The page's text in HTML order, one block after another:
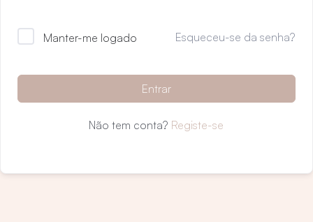
Manter-me logado Esqueceu-se da senha?
Entrar
Não tem conta? Registe-se